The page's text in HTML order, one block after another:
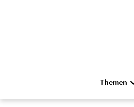
Themen
Die